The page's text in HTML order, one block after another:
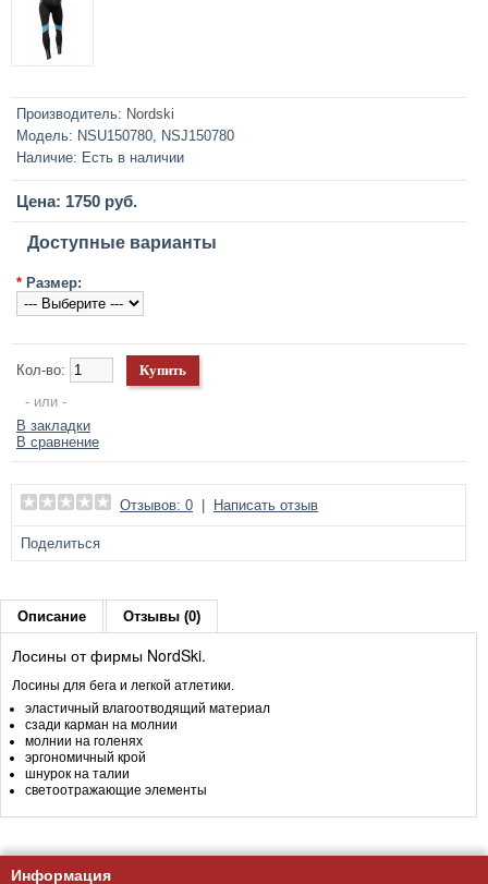
Производитель: Nordski
Модель: NSU150780, NSJ150780
Наличие: Есть в наличии
Цена: 1750 руб.
Доступные варианты
* Размер:
Кол-во:
- или -
В закладки
В сравнение
Отзывов: 0 Написать отзыв
Поделиться
Описание Отзывы (0)
Лосины от фирмы NordSki.
Лосины для бега и легкой атлетики.
эластичный влагоотводящий материал
сзади карман на молнии
молнии на голенях
эргономичный крой
шнурок на талии
светоотражающие элементы
Информация